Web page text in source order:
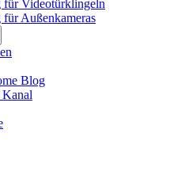
für Videotürklingeln
Außenkameras
Blog